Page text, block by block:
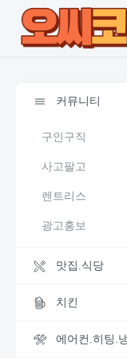
커뮤니티
구인구직
사고팔고
렌트리스
광고홍보
맛집.식당
치킨
에어컨.히팅.